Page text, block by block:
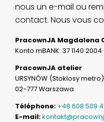
nous un e-mail ou
contact. Nous vous
PracownJA Magdalena
Konto mBANK: 37 1140
PracownJA atelier
URSYNÓW (Stoklosy
02-777 Warszawa
Téléphone: +48 608 509
E-mail: